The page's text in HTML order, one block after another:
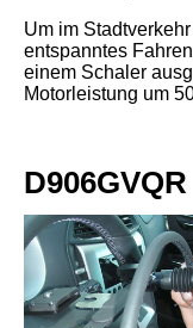
Um im
entspanntes
einem Schaler
Motorleistung um
D906GVQR